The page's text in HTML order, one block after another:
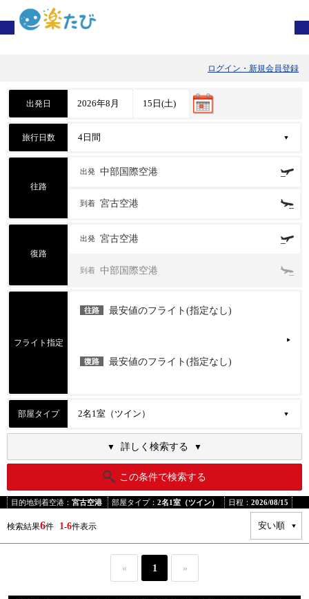
ログイン・新規会員登録
出発日
旅行日数
往路
出発 中部国際空港
到着 宮古空港
復路
出発 宮古空港
到着 中部国際空港
フライト指定
往路 最安値のフライト(指定なし)
復路 最安値のフライト(指定なし)
部屋タイプ
詳しく検索する
この条件で検索する
目的地到着空港： 宮古空港 部屋タイプ： 2名1室（ツイン） 日程： 2026/08/15
検索結果6件 1-6件表示
« 1 »